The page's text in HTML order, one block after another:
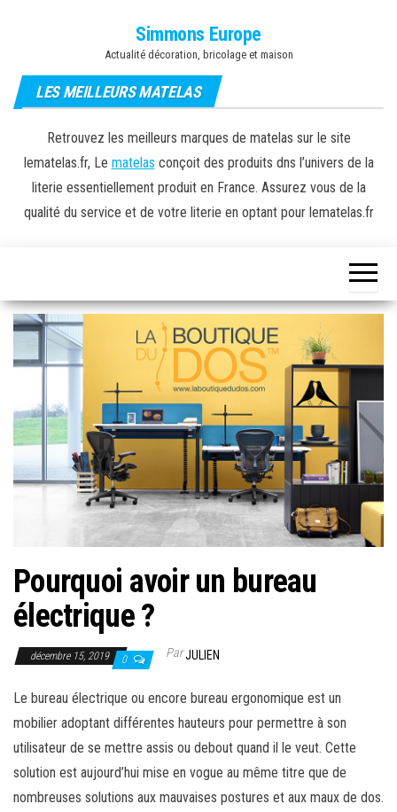
content
Simmons Europe
Actualité décoration, bricolage et maison
LES MEILLEURS MATELAS
Retrouvez les meilleurs marques de matelas sur le site
lematelas.fr, Le matelas conçoit des produits dns l’univers de la
literie essentiellement produit en France. Assurez vous de la
qualité du service et de votre literie en optant pour lematelas.fr
Pourquoi avoir un bureau
électrique ?
décembre 15, 2019 0 ParJULIEN
Le bureau électrique ou encore bureau ergonomique est un
mobilier adoptant différentes hauteurs pour permettre à son
utilisateur de se mettre assis ou debout quand il le veut. Cette
solution est aujourd’hui mise en vogue au même titre que de
nombreuses solutions aux mauvaises postures et aux maux de dos.